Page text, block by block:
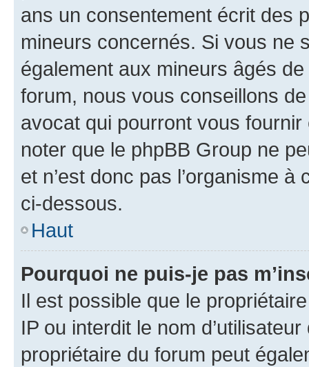
ans un consentement écrit des
mineurs concernés. Si vous ne
également aux mineurs âgés
forum, nous vous conseillons
avocat qui pourront vous
noter que le phpBB Group ne
et n’est donc pas l’organisme
ci-dessous.
Haut
Pourquoi ne puis-je pas
Il est possible que le
IP ou interdit le nom
propriétaire du forum peut